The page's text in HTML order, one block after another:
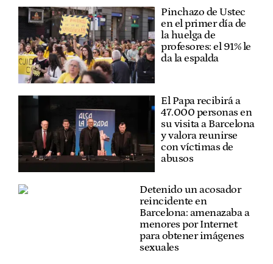
Pinchazo de Ustec
en el primer día de
la huelga de
profesores: el 91% le
da la espalda
El Papa recibirá a
47.000 personas en
su visita a Barcelona
y valora reunirse
con víctimas de
abusos
Detenido un acosador
reincidente en
Barcelona: amenazaba a
menores por Internet
para obtener imágenes
sexuales